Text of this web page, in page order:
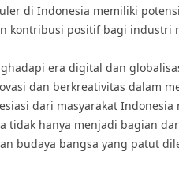
di Indonesia memiliki
kontribusi positif bagi industri
era digital dan
dan berkreativitas dalam
dari masyarakat
tidak hanya menjadi bagian
budaya bangsa yang patut